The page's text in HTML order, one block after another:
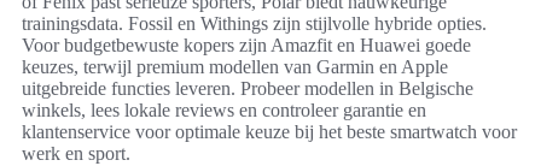
trainingsdata. Fossil en Withings zijn stijlvolle hybride opties.
Voor budgetbewuste kopers zijn Amazfit en Huawei goede
keuzes, terwijl premium modellen van Garmin en Apple
uitgebreide functies leveren. Probeer modellen in Belgische
winkels, lees lokale reviews en controleer garantie en
klantenservice voor optimale keuze bij het beste smartwatch voor
werk en sport.